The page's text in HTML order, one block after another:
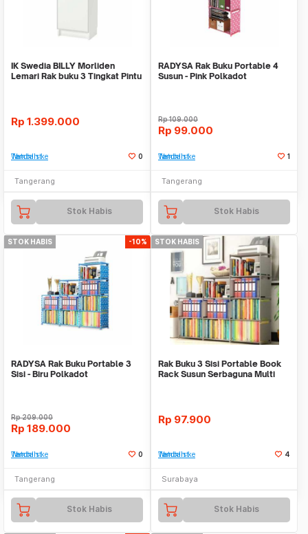
IK Swedia BILLY Morliden
Lemari Rak buku 3 Tingkat Pintu
Rp 1.399.000
Tambah ke Watchlist 0
Tangerang
Stok Habis
RADYSA Rak Buku Portable 4
Susun - Pink Polkadot
Rp109.000
Rp 99.000
Tambah ke Watchlist 1
Tangerang
Stok Habis
STOK HABIS -10%
RADYSA Rak Buku Portable 3
Sisi - Biru Polkadot
Rp209.000
Rp 189.000
Tambah ke Watchlist 0
Tangerang
Stok Habis
STOK HABIS
Rak Buku 3 Sisi Portable Book
Rack Susun Serbaguna Multi
Rp 97.900
Tambah ke Watchlist 4
Surabaya
Stok Habis